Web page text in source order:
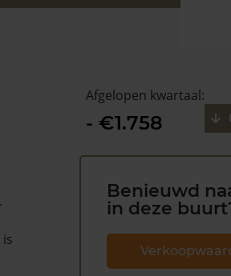
.
Afgelopen kwartaal:
- €1.758
Benieuwd
in deze